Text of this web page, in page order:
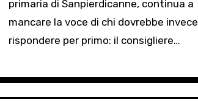
primaria di Sanpierdicanne, continua a
mancare la voce di chi dovrebbe invece
rispondere per primo: il consigliere…